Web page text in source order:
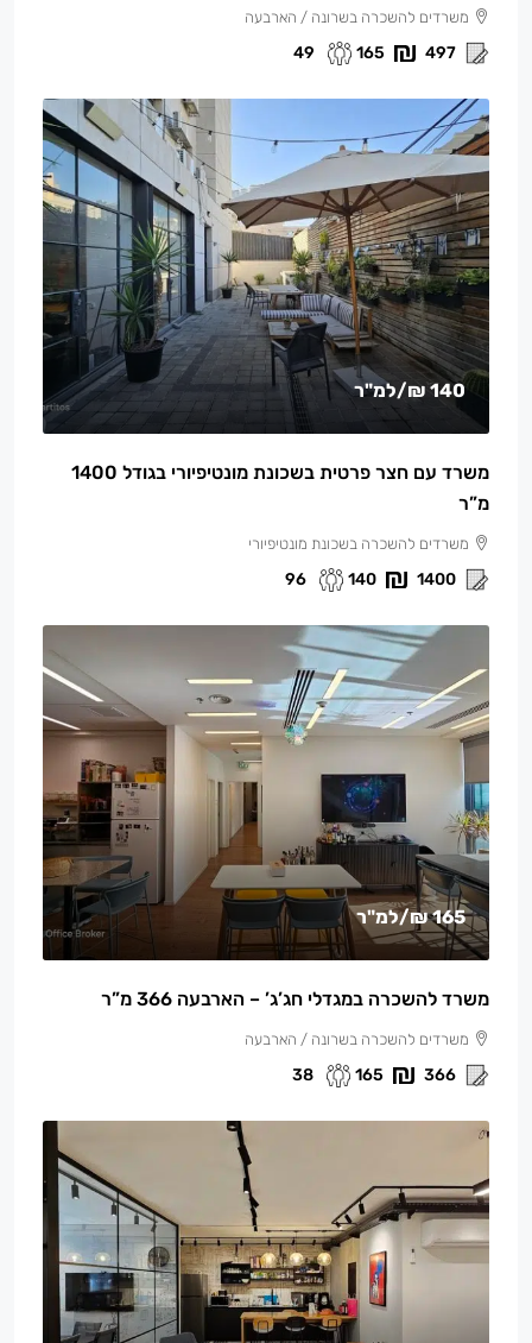
משרדים להשכרה בשרונה / הארבעה
497
165
49
140 ₪ /למ"ר
משרד עם חצר פרטית בשכונת מונטיפיורי בגודל 1400
מ”ר
משרדים להשכרה בשכונת מונטיפיורי
1400
140
96
165 ₪ /למ"ר
משרד להשכרה במגדלי חג’ג’ – הארבעה 366 מ”ר
משרדים להשכרה בשרונה / הארבעה
366
165
38